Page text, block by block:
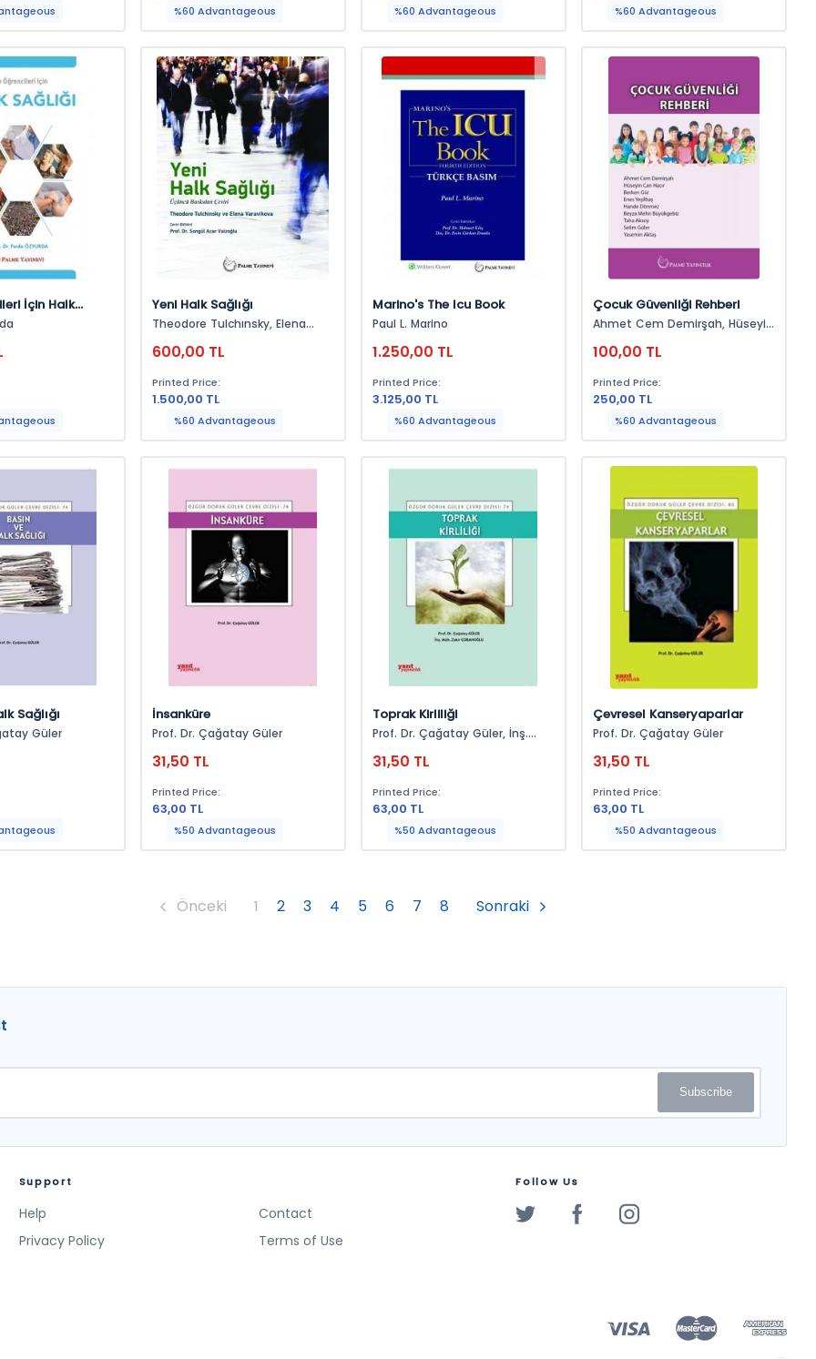
%60 Advantageous %60 Advantageous %60 Advantageous
İçin Halk
Yeni Halk Sağlığı
Theodore Tulchınsky, Elena
600,00 TL
Printed Price:
1.500,00 TL
%60 Advantageous
Marino's The Icu Book
Paul L. Marino
1.250,00 TL
Printed Price:
3.125,00 TL
%60 Advantageous
Çocuk Güvenliği Rehberi
Ahmet Cem Demirşah, Hüseyin
Yeşilbaş, Hande Dönmez,
Aksoy, Selim Güler, Yasemin
Aktaş
100,00 TL
Printed Price:
250,00 TL
%60 Advantageous
Sağlığı
Güler
İnsanküre
Prof. Dr. Çağatay Güler
31,50 TL
Printed Price:
63,00 TL
%50 Advantageous
Toprak Kirliliği
Prof. Dr. Çağatay Güler, İnş.
31,50 TL
Printed Price:
63,00 TL
%50 Advantageous
Çevresel Kanseryaparlar
Prof. Dr. Çağatay Güler
31,50 TL
Printed Price:
63,00 TL
%50 Advantageous
Önceki 1 2 3 4 5 6 7 8 Sonraki
Subscribe
Support
Help
Contact
Privacy Policy
Terms of Use
Follow Us